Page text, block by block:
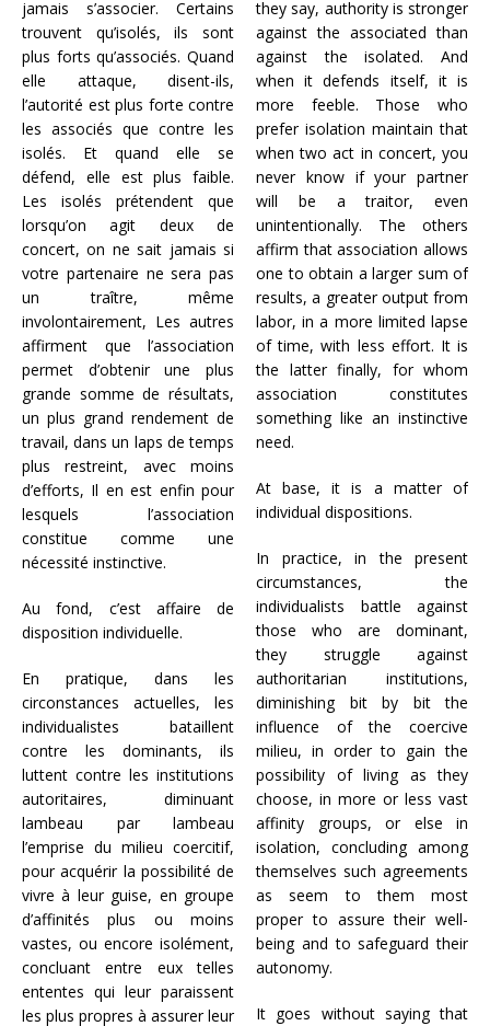
jamais s’associer. Certains
trouvent qu’isolés, ils sont
plus forts qu’associés. Quand
elle attaque, disent-ils,
l’autorité est plus forte contre
les associés que contre les
isolés. Et quand elle se
défend, elle est plus faible.
Les isolés prétendent que
lorsqu’on agit deux de
concert, on ne sait jamais si
votre partenaire ne sera pas
un traître, même
involontairement, Les autres
affirment que l’association
permet d’obtenir une plus
grande somme de résultats,
un plus grand rendement de
travail, dans un laps de temps
plus restreint, avec moins
d’efforts, Il en est enfin pour
lesquels l’association
constitue comme une
nécessité instinctive.
Au fond, c’est affaire de
disposition individuelle.
En pratique, dans les
circonstances actuelles, les
individualistes bataillent
contre les dominants, ils
luttent contre les institutions
autoritaires, diminuant
lambeau par lambeau
l’emprise du milieu coercitif,
pour acquérir la possibilité de
vivre à leur guise, en groupe
d’affinités plus ou moins
vastes, ou encore isolément,
concluant entre eux telles
ententes qui leur paraissent
les plus propres à assurer leur
they say, authority is stronger
against the associated than
against the isolated. And
when it defends itself, it is
more feeble. Those who
prefer isolation maintain that
when two act in concert, you
never know if your partner
will be a traitor, even
unintentionally. The others
affirm that association allows
one to obtain a larger sum of
results, a greater output from
labor, in a more limited lapse
of time, with less effort. It is
the latter finally, for whom
association constitutes
something like an instinctive
need.
At base, it is a matter of
individual dispositions.
In practice, in the present
circumstances, the
individualists battle against
those who are dominant,
they struggle against
authoritarian institutions,
diminishing bit by bit the
influence of the coercive
milieu, in order to gain the
possibility of living as they
choose, in more or less vast
affinity groups, or else in
isolation, concluding among
themselves such agreements
as seem to them most
proper to assure their well-
being and to safeguard their
autonomy.
It goes without saying that